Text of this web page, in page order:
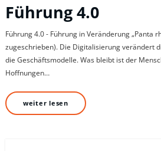
Führung 4.0
Führung 4.0 - Führung in Veränderung „Panta
zugeschrieben). Die Digitalisierung verändert
die Geschäftsmodelle. Was bleibt ist der
Hoffnungen…
weiter lesen